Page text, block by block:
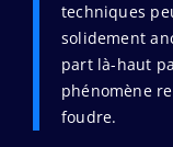
techniques
solidement
part là-haut
phénomène
foudre.